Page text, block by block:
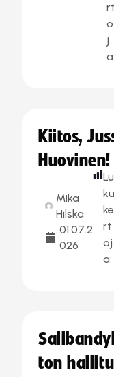
rt
o
j
a:
Kiitos,
Huovinen!
Mika
Hilska
01.07.2
026
Lu
ku
ke
rt
oj
a:
ton